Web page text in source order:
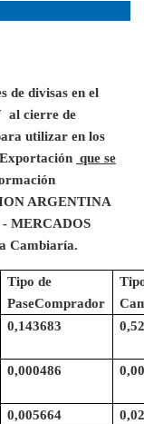
de divisas en el
al cierre de
utilizar en los
que se
ARGENTINA
MERCADOS
Cambiaría.
Tipo de
PaseComprador
0,143683
0,000486
0,005664